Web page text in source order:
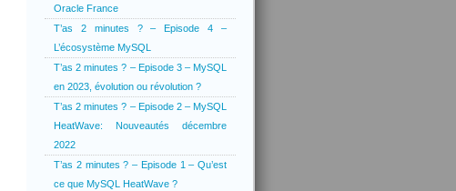
Oracle France
T’as 2 minutes ? – Episode 4 –
L’écosystème MySQL
T’as 2 minutes ? – Episode 3 – MySQL
en 2023, évolution ou révolution ?
T’as 2 minutes ? – Episode 2 – MySQL
HeatWave: Nouveautés décembre
2022
T’as 2 minutes ? – Episode 1 – Qu’est
ce que MySQL HeatWave ?